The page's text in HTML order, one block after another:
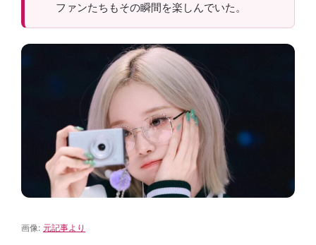
ファンたちもその瞬間を楽しんでいた。
画像: 元記事より